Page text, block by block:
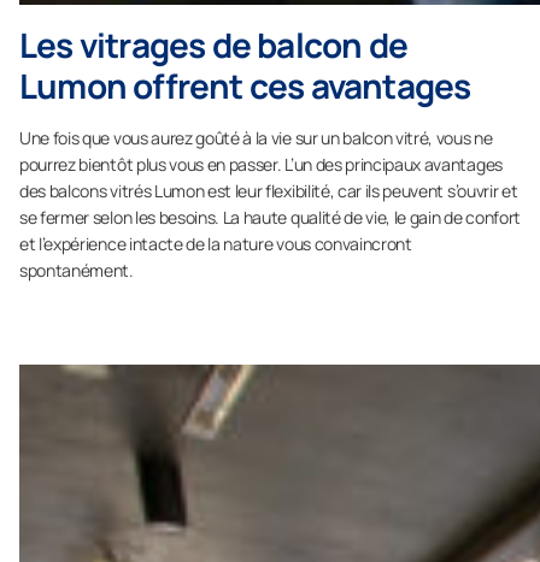
Les vitrages de balcon de
Lumon offrent ces avantages
Une fois que vous aurez goûté à la vie sur un balcon vitré, vous ne
pourrez bientôt plus vous en passer. L’un des principaux avantages
des balcons vitrés Lumon est leur flexibilité, car ils peuvent s’ouvrir et
se fermer selon les besoins. La haute qualité de vie, le gain de confort
et l’expérience intacte de la nature vous convaincront
spontanément.